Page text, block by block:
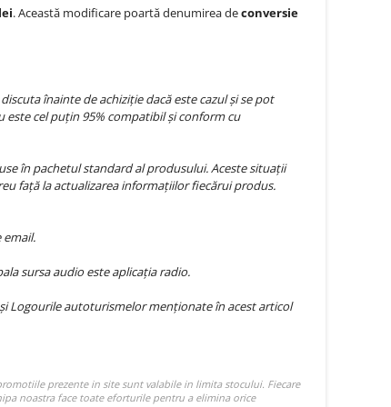
. Această modificare poartă denumirea deconversie
înainte de achiziție dacă este cazul și se pot
cel puțin 95% compatibil și conform cu
în pachetul standard al produsului. Aceste situații
față la actualizarea informațiilor fiecărui produs.
sursa audio este aplicația radio.
Logourile autoturismelor menționate în acest articol